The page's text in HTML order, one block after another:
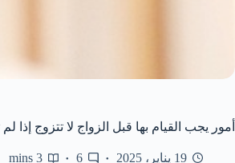
أمور يجب القيام بها قبل الزواج لا تتزوج إذا
19 يناير، 2025 6
3 mins